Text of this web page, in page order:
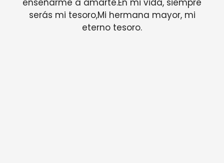
serás mi tesoro,Mi hermana mayor, mi
eterno tesoro.